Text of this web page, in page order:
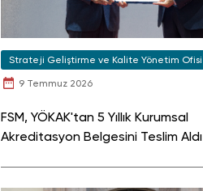
Strateji Geliştirme ve Kalite Yönetim Ofisi
9 Temmuz 2026
FSM, YÖKAK'tan 5 Yıllık Kurumsal
Akreditasyon Belgesini Teslim Aldı